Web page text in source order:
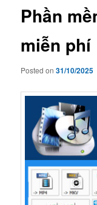
Phần
miễn phí
Posted on31/10/2025